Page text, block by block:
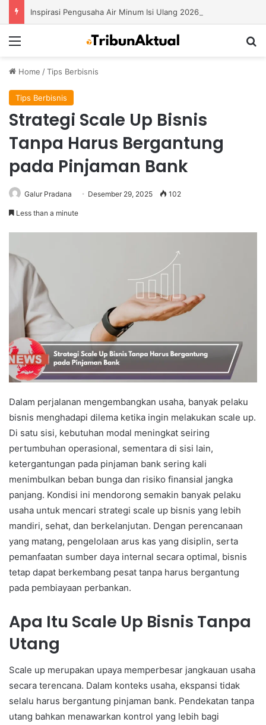
Home /Tips Berbisnis
Tips Berbisnis
Strategi Scale Up Bisnis
Tanpa Harus Bergantung
pada Pinjaman Bank
Galur Pradana Desember 29, 2025 102
Less than a minute
Dalam perjalanan mengembangkan usaha, banyak pelaku
bisnis menghadapi dilema ketika ingin melakukan scale up.
Di satu sisi, kebutuhan modal meningkat seiring
pertumbuhan operasional, sementara di sisi lain,
ketergantungan pada pinjaman bank sering kali
menimbulkan beban bunga dan risiko finansial jangka
panjang. Kondisi ini mendorong semakin banyak pelaku
usaha untuk mencari strategi scale up bisnis yang lebih
mandiri, sehat, dan berkelanjutan. Dengan perencanaan
yang matang, pengelolaan arus kas yang disiplin, serta
pemanfaatan sumber daya internal secara optimal, bisnis
tetap dapat berkembang pesat tanpa harus bergantung
pada pembiayaan perbankan.
Apa Itu Scale Up Bisnis Tanpa
Utang
Scale up merupakan upaya memperbesar jangkauan usaha
secara terencana. Dalam konteks usaha, ekspansi tidak
selalu harus bergantung pinjaman bank. Pendekatan tanpa
utang bahkan menawarkan kontrol yang lebih bagi